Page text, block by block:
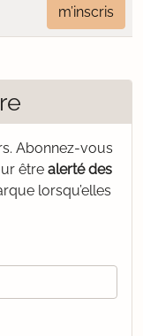
m’inscris
Abonnez-vous
être alerté des
lorsqu’elles